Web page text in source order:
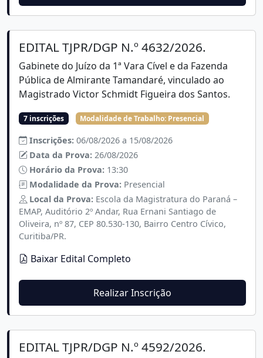
EDITAL TJPR/DGP N.º 4632/2026.
Gabinete do Juízo da 1ª Vara Cível e da Fazenda
Pública de Almirante Tamandaré, vinculado ao
Magistrado Victor Schmidt Figueira dos Santos.
7 inscrições Modalidade de Trabalho: Presencial
Inscrições: 06/08/2026 a 15/08/2026
Data da Prova: 26/08/2026
Horário da Prova: 13:30
Modalidade da Prova: Presencial
Local da Prova: Escola da Magistratura do Paraná –
EMAP, Auditório 2º Andar, Rua Ernani Santiago de
Oliveira, nº 87, CEP 80.530-130, Bairro Centro Cívico,
Curitiba/PR.
Baixar Edital Completo
Realizar Inscrição
EDITAL TJPR/DGP N.º 4592/2026.